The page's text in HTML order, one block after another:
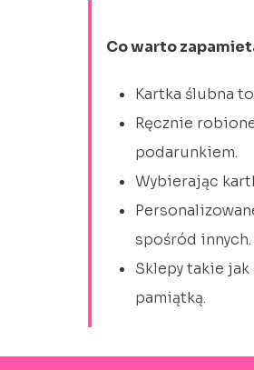
Co warto
Kartka ślubna
Ręcznie
podarunkiem.
Wybierając
spośród innych.
Sklepy takie
pamiątką.